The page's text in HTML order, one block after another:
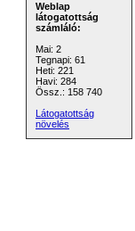
Weblap
látogatottság
számláló:
Mai: 2
Tegnapi: 61
Heti: 221
Havi: 284
Össz.: 158 740
Látogatottság
növelés